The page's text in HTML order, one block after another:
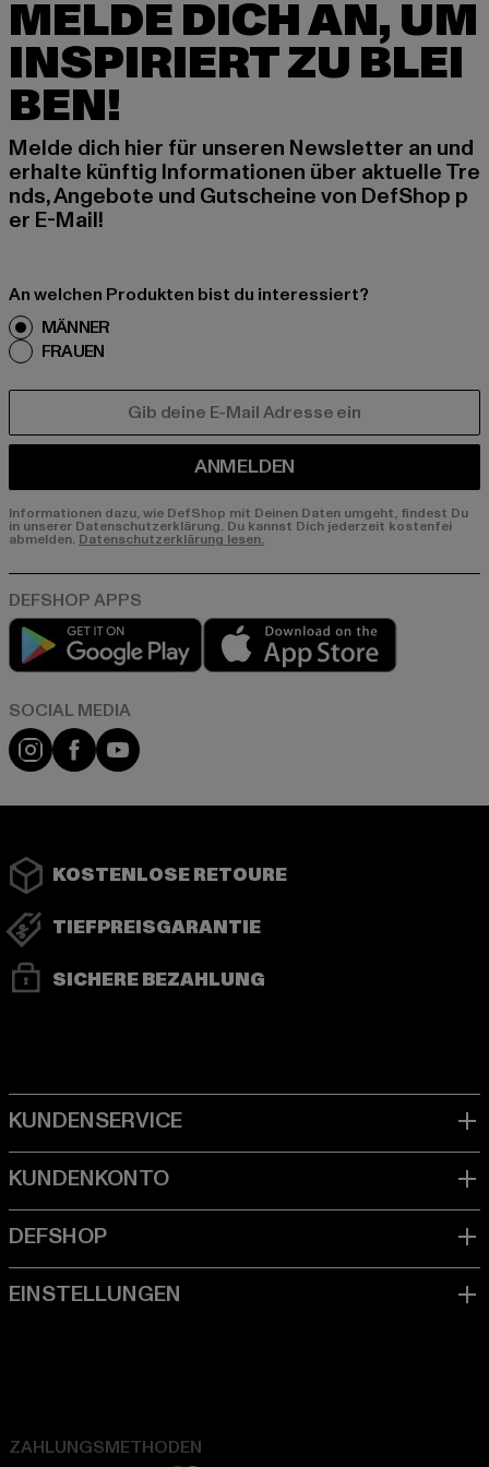
MELDE DICH AN, UM
INSPIRIERT ZU BLEI
BEN!
Melde dich hier für unseren Newsletter an und
erhalte künftig Informationen über aktuelle Tre
nds, Angebote und Gutscheine von DefShop p
er E-Mail!
An welchen Produkten bist du interessiert?
MÄNNER
FRAUEN
ANMELDEN
Informationen dazu, wie DefShop mit Deinen Daten umgeht, findest Du
in unserer Datenschutzerklärung. Du kannst Dich jederzeit kostenfei
abmelden. Datenschutzerklärung lesen.
Play market
Instagram
FacebookYouTube
KOSTENLOSE RETOURE
TIEFPREISGARANTIE
SICHERE BEZAHLUNG
ZAHLUNGSMETHODEN